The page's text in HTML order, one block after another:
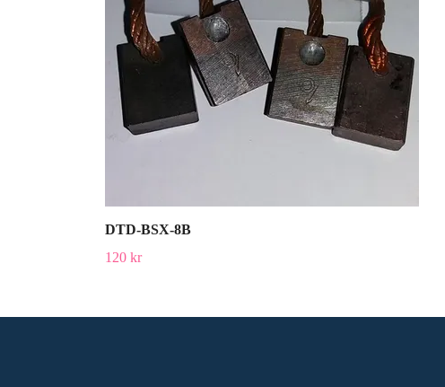
DTD-BSX-8B
120 kr